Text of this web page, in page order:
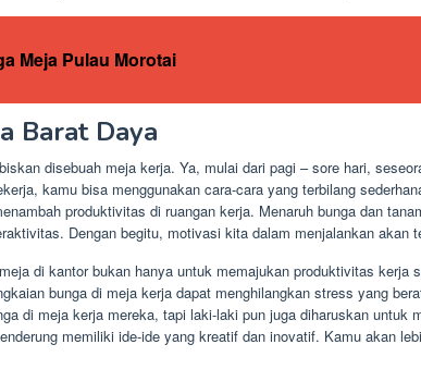
Meja Pulau Morotai
Barat Daya
disebuah meja kerja. Ya, mulai dari pagi – sore hari,
kamu bisa menggunakan cara-cara yang terbilang
produktivitas di ruangan kerja. Menaruh bunga dan
Dengan begitu, motivasi kita dalam menjalankan akan
di kantor bukan hanya untuk memajukan produktivitas
bunga di meja kerja dapat menghilangkan stress yang
di meja kerja mereka, tapi laki-laki pun juga diharuskan untuk
memiliki ide-ide yang kreatif dan inovatif. Kamu akan